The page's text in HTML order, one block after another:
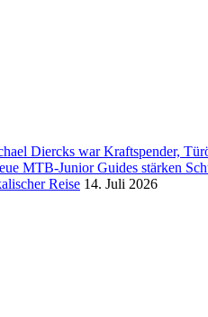
Diercks war Kraftspender,
MTB-Junior Guides stärken
Reise 14. Juli 2026